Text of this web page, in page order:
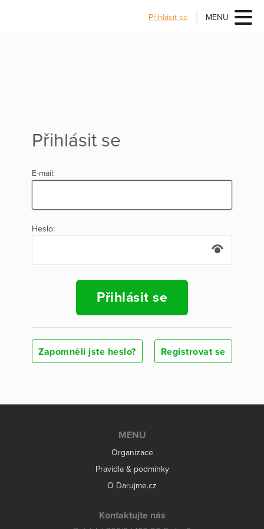
Přihlásit se MENU
Přihlásit se
E-mail:
Heslo:
Přihlásit se
Zapomněli jste heslo? Registrovat se
MENU
Organizace
Pravidla & podmínky
O Darujme.cz
Kontaktujte nás